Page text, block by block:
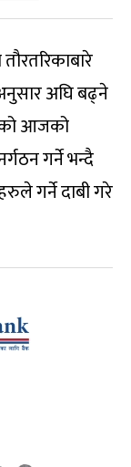
अघि बढ्ने
आजको
गर्ने भन्दै
गर्ने दाबी गरे